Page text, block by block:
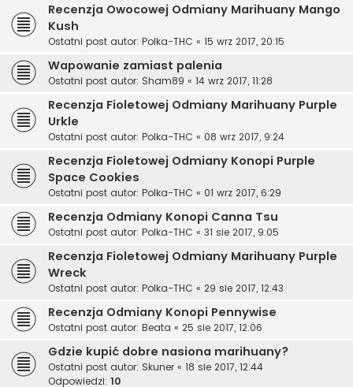
Recenzja Owocowej Odmiany Marihuany Mango
Kush
Ostatni post autor: Polka-THC « 15 wrz 2017, 20:15
Wapowanie zamiast palenia
Ostatni post autor: Sham89 « 14 wrz 2017, 11:28
Recenzja Fioletowej Odmiany Marihuany Purple
Urkle
Ostatni post autor: Polka-THC « 08 wrz 2017, 9:24
Recenzja Fioletowej Odmiany Konopi Purple
Space Cookies
Ostatni post autor: Polka-THC « 01 wrz 2017, 6:29
Recenzja Odmiany Konopi Canna Tsu
Ostatni post autor: Polka-THC « 31 sie 2017, 9:05
Recenzja Fioletowej Odmiany Marihuany Purple
Wreck
Ostatni post autor: Polka-THC « 29 sie 2017, 12:43
Recenzja Odmiany Konopi Pennywise
Ostatni post autor: Beata « 25 sie 2017, 12:06
Gdzie kupić dobre nasiona marihuany?
Ostatni post autor: Skuner « 18 sie 2017, 12:44
Odpowiedzi: 10